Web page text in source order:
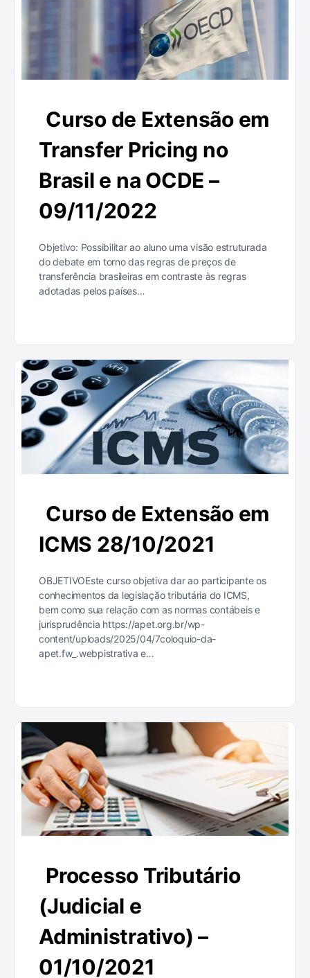
Curso de Extensão em
Transfer Pricing no
Brasil e na OCDE –
09/11/2022
Objetivo: Possibilitar ao aluno uma visão estruturada
do debate em torno das regras de preços de
transferência brasileiras em contraste às regras
adotadas pelos países…
Curso de Extensão em
ICMS 28/10/2021
OBJETIVOEste curso objetiva dar ao participante os
conhecimentos da legislação tributária do ICMS,
bem como sua relação com as normas contábeis e
jurisprudência https://apet.org.br/wp-
content/uploads/2025/04/7coloquio-da-
apet.fw_.webpistrativa e…
Processo Tributário
(Judicial e
Administrativo) –
01/10/2021